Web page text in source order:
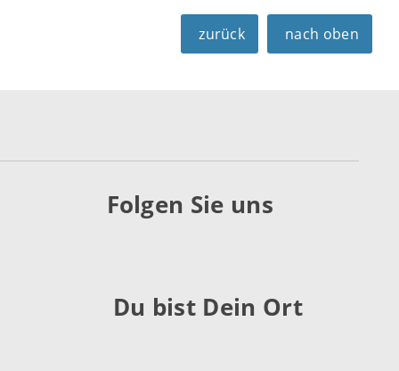
zurück nach oben
Folgen Sie uns
Du bist Dein Ort